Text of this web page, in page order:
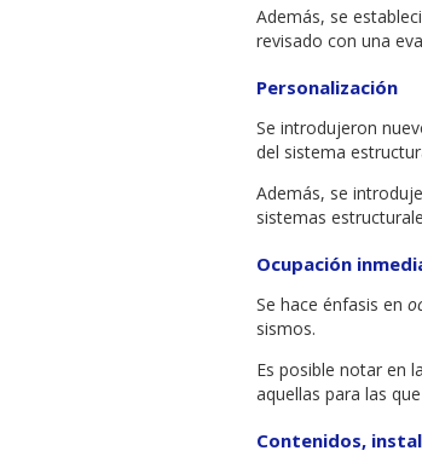
Además, se
revisado con una
Personalización
Se introdujeron
del sistema
Además, se
sistemas
Ocupación
Se hace énfasis en
sismos.
Es posible notar en
aquellas para las
Contenidos,